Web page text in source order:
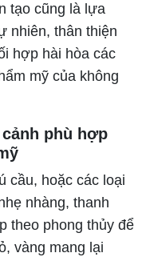
tạo cũng là lựa
nhiên, thân thiện
hợp hài hòa các
mỹ của không
phù hợp
cầu, hoặc các loại
nhàng, thanh
theo phong thủy để
vàng mang lại